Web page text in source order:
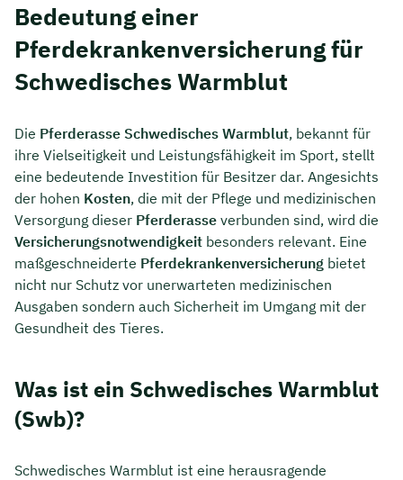
Bedeutung einer
Pferdekrankenversicherung für
Schwedisches Warmblut
Die Pferderasse Schwedisches Warmblut, bekannt für
ihre Vielseitigkeit und Leistungsfähigkeit im Sport, stellt
eine bedeutende Investition für Besitzer dar. Angesichts
der hohen Kosten, die mit der Pflege und medizinischen
Versorgung dieser Pferderasse verbunden sind, wird die
Versicherungsnotwendigkeit besonders relevant. Eine
maßgeschneiderte Pferdekrankenversicherung bietet
nicht nur Schutz vor unerwarteten medizinischen
Ausgaben sondern auch Sicherheit im Umgang mit der
Gesundheit des Tieres.
Was ist ein Schwedisches Warmblut
(Swb)?
Schwedisches Warmblut ist eine herausragende